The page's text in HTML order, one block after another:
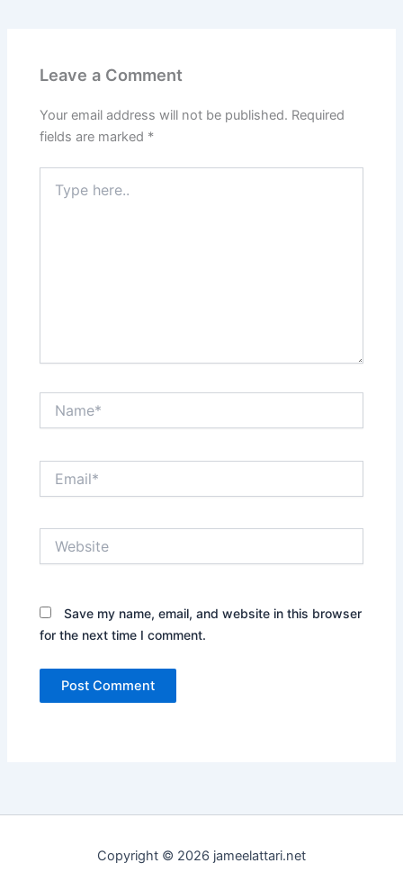
Leave a Comment
Your email address will not be published. Required
fields are marked *
here..
Save my name, email, and website in this browser
for the next time I comment.
Copyright © 2026 jameelattari.net